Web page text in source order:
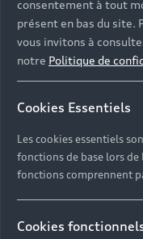
consentement à tout
présent en bas du site.
vous invitons à
notre Politique de
Cookies Essentiels
Les cookies essentiels
fonctions de base lors
fonctions comprennent
Cookies